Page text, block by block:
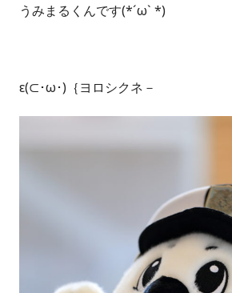
うみまるくんです(*´ω` *)
ε(⊂･ω･)｛ヨロシクネ－